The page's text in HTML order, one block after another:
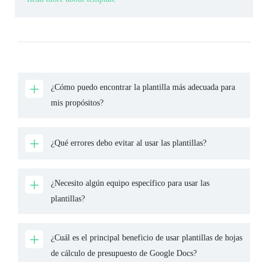
¿Cómo puedo encontrar la plantilla más adecuada para
mis propósitos?
¿Qué errores debo evitar al usar las plantillas?
¿Necesito algún equipo específico para usar las
plantillas?
¿Cuál es el principal beneficio de usar plantillas de hojas
de cálculo de presupuesto de Google Docs?